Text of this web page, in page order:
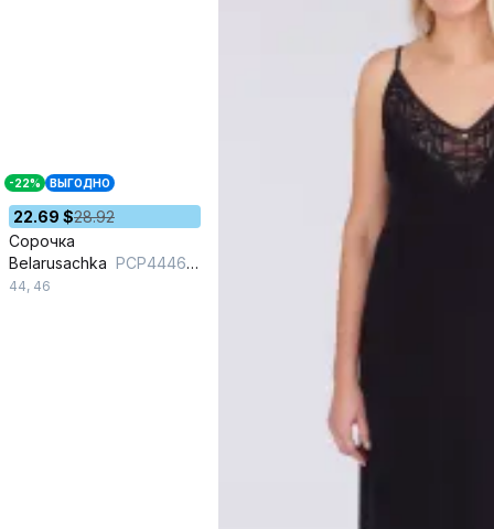
-22% ВЫГОДНО
22.69 $28.92
Сорочка
Belarusachka РСР4446Ю виридиан
44, 46